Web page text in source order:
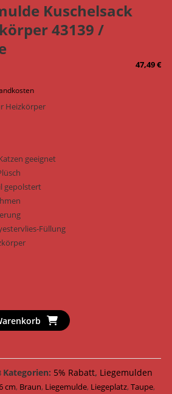
Kuschelsack
43139 /
47,49€
Heizkörper
geeignet
gepolstert
Füllung
Kategorien: 5% Rabatt, Liegemulden
cm, Braun, Liegemulde, Liegeplatz,Taupe,